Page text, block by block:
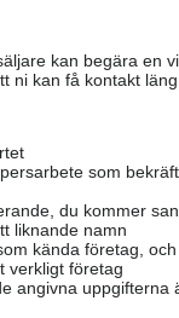
kan begära en
ni kan få kontakt
som
du kommer
liknande namn
kända företag,
verkligt företag
angivna